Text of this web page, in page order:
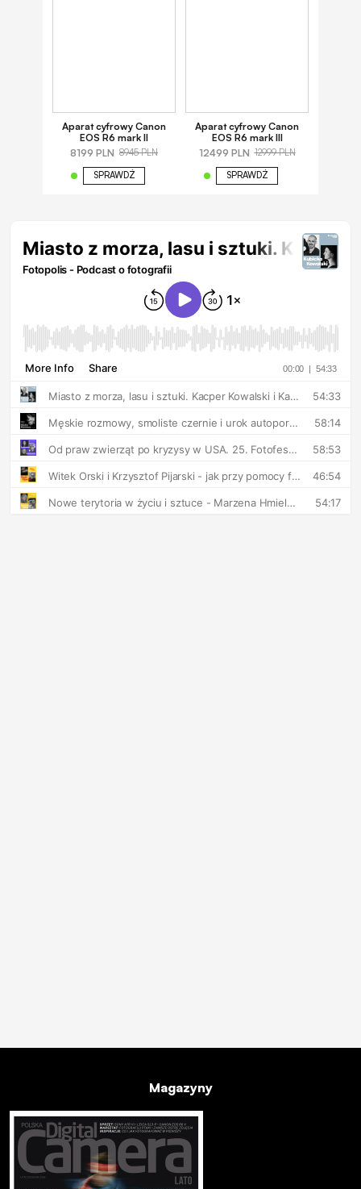
Aparat cyfrowy Canon
EOS R6 mark II
8199 PLN 8945 PLN
SPRAWDŹ
Aparat cyfrowy Canon
EOS R6 mark III
12499 PLN 12999 PLN
SPRAWDŹ
Magazyny